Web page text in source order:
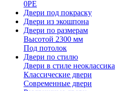
0PE
Двери под покраску
Двери из экошпона
Двери по размерам
Высотой 2300 мм
Под потолок
Двери по стилю
Двери в стиле неоклассика
Классические двери
Современные двери